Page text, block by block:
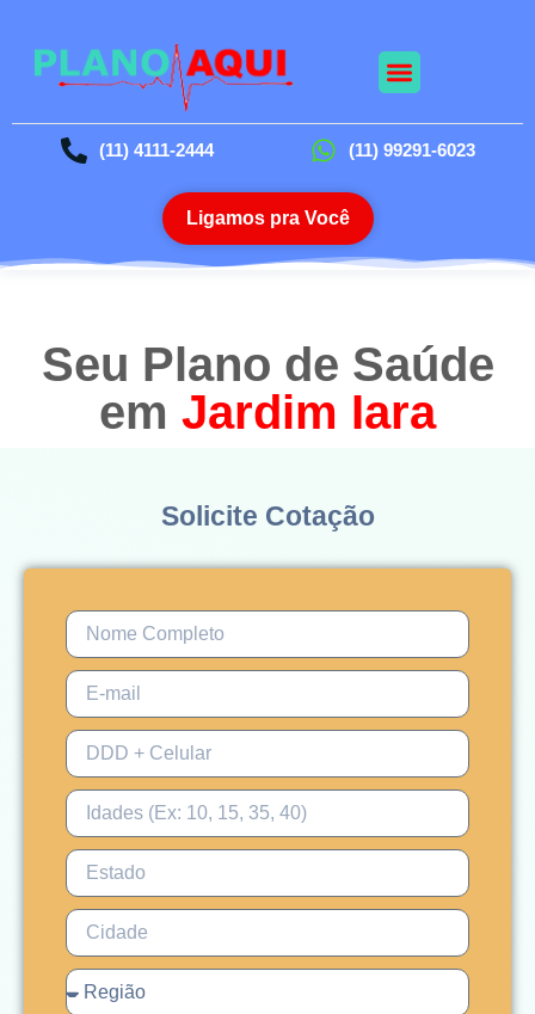
(11) 4111-2444 (11) 99291-6023
Ligamos pra Você
Seu Plano de Saúde
em Jardim Iara
Solicite Cotação